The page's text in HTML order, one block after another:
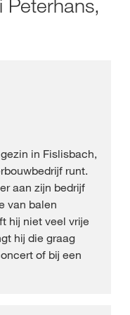
Peterhans,
in Fislisbach,
runt.
aan zijn bedrijf
van balen
hij niet veel vrije
hij die graag
of bij een